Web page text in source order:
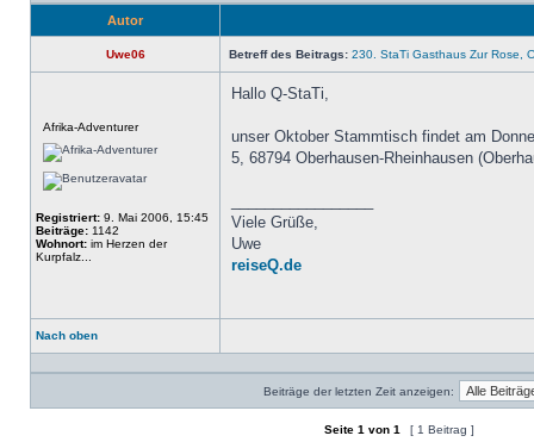
Autor
Uwe06 Betreff des Beitrags: 230. StaTi Gasthaus Zur Rose,
Afrika-Adventurer
Registriert: 9. Mai 2006, 15:45
Beiträge: 1142
Wohnort: im Herzen der
Kurpfalz...
Hallo Q-StaTi,
unser Oktober Stammtisch findet am
5, 68794 Oberhausen-Rheinhausen
Viele Grüße,
Uwe
reiseQ.de
Nach oben
Profil
Beiträge der letzten Zeit anzeigen:
Seite 1 von 1 [ 1 Beitrag ]